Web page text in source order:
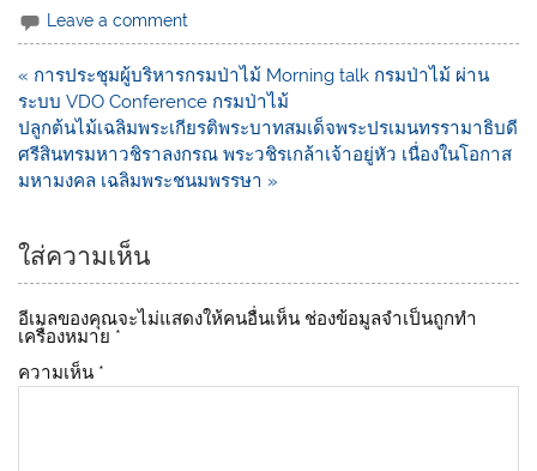
e
c
e
b
o
o
p
y
Li
n
k
Leave a comment
« การประชุมผู้บริหารกรมป่าไม้ Morning talk กรมป่าไม้ ผ่าน
ระบบ VDO Conference กรมป่าไม้
ปลูกต้นไม้เฉลิมพระเกียรติพระบาทสมเด็จพระปรเมนทรรามาธิบดี
ศรีสินทรมหาวชิราลงกรณ พระวชิรเกล้าเจ้าอยู่หัว เนื่องในโอกาส
มหามงคล เฉลิมพระชนมพรรษา »
ใส่ความเห็น
อีเมลของคุณจะไม่แสดงให้คนอื่นเห็น ช่องข้อมูลจำเป็นถูกทำ
เครื่องหมาย *
ความเห็น *